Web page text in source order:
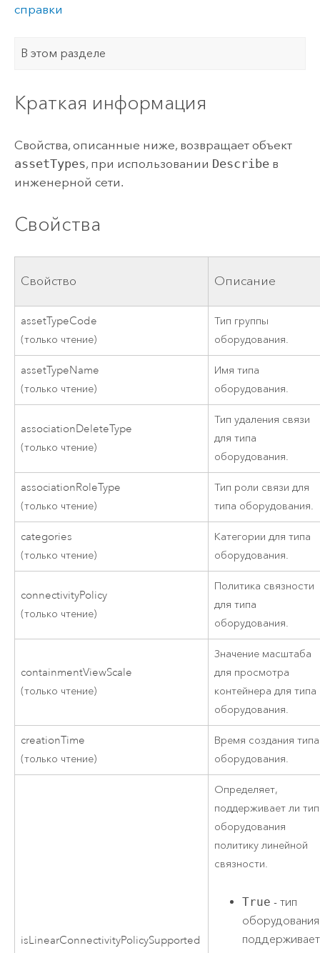
справки
В этом разделе
Краткая информация
Свойства, описанные ниже, возвращает объект
assetTypes, при использовании Describeв
инженерной сети.
Свойства
Свойство Описание
assetTypeCode
(только чтение)
Тип группы
оборудования.
assetTypeName
(только чтение)
Имя типа
оборудования.
associationDeleteType
(только чтение)
Тип удаления связи
для типа
оборудования.
associationRoleType
(только чтение)
Тип роли связи для
типа оборудования.
categories
(только чтение)
Категории для типа
оборудования.
connectivityPolicy
(только чтение)
Политика связности
для типа
оборудования.
containmentViewScale
(только чтение)
Значение масштаба
для просмотра
контейнера для типа
оборудования.
creationTime
(только чтение)
Время создания типа
оборудования.
isLinearConnectivityPolicySupported
Определяет,
поддерживает ли тип
оборудования
политику линейной
связности.
True - тип
оборудования
поддерживает